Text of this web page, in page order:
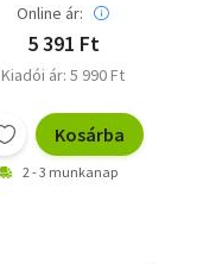
Online ár:
5 391 Ft
Kiadói ár: 5 990 Ft
Kosárba
2 - 3 munkanap